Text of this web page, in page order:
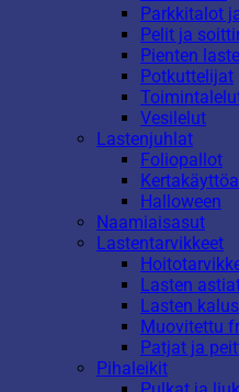
Parkkitalot
Pelit ja
Pienten
Potkuttelijat
Vesilelut
Lastenjuhlat
Foliopallot
Halloween
Naamiaisasut
Lastentarvikkeet
Lasten
Lasten
Muovitettu
Patjat ja
Pihaleikit